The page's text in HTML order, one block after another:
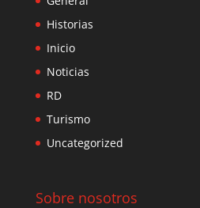
Historias
Inicio
Noticias
RD
Turismo
Uncategorized
Sobre nosotros